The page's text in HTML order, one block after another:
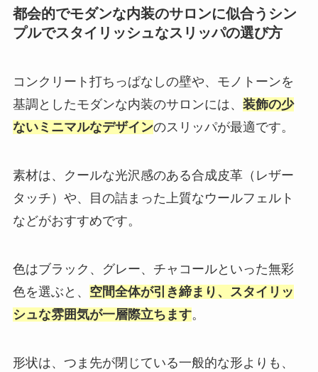
都会的でモダンな内装のサロンに似合うシン
プルでスタイリッシュなスリッパの選び方
コンクリート打ちっぱなしの壁や、モノトーンを
基調としたモダンな内装のサロンには、 装飾の少
ないミニマルなデザインのスリッパが最適です。
素材は、クールな光沢感のある合成皮革（レザー
タッチ）や、目の詰まった上質なウールフェルト
などがおすすめです。
色はブラック、グレー、チャコールといった無彩
色を選ぶと、 空間全体が引き締まり、スタイリッ
シュな雰囲気が一層際立ちます。
形状は、つま先が閉じている一般的な形よりも、